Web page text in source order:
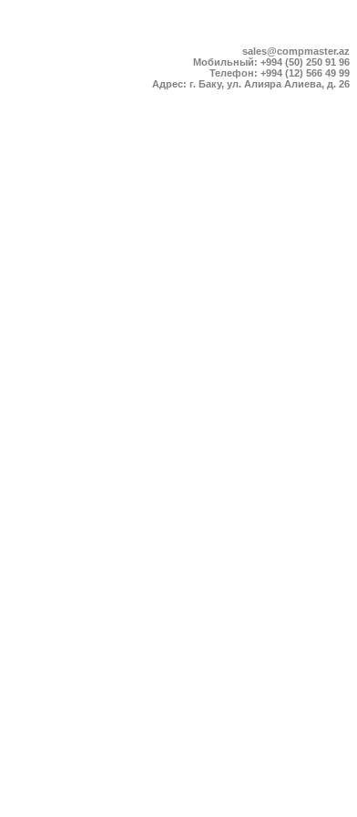
sales@compmaster.az
Мобильный: +994 (50) 250 91 96
Телефон: +994 (12) 566 49 99
Адрес: г. Баку, ул. Алияра Алиева, д. 26